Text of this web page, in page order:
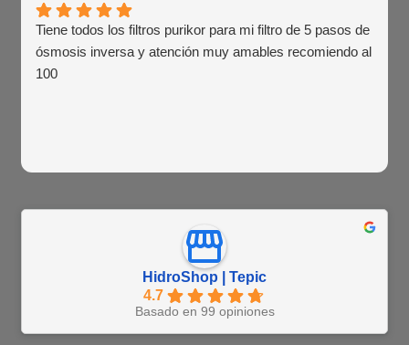
Tiene todos los filtros purikor para mi filtro de 5 pasos de
ósmosis inversa y atención muy amables recomiendo al
100
HidroShop | Tepic
4.7
Basado en 99 opiniones